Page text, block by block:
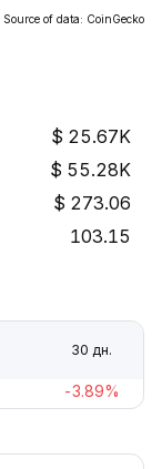
Source of data: CoinGecko
25.67K
55.28K
273.06
103.15
30 дн.
-3.89%